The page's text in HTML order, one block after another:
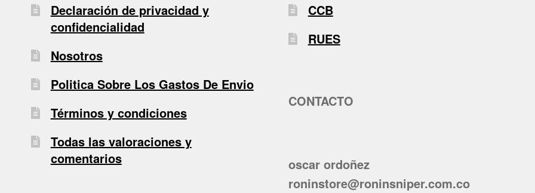
Declaración de privacidad y
confidencialidad
Nosotros
Politica Sobre Los Gastos De Envio
Términos y condiciones
Todas las valoraciones y
comentarios
CCB
RUES
CONTACTO
oscar ordoñez
roninstore@roninsniper.com.co